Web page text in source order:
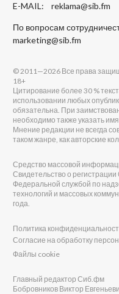
E-MAIL: reklama@sib.fm
По вопросам
marketing@sib.fm
© 2011—2026 Все права
18+
Цитирование более 30 %
использовании любых
обязательна. При
необходимо также указать
Мнение редакции не всегда
таком жанре, как авторские
Средство массовой
Свидетельство о
Федеральной службой по
технологий и массовых
года.
Политика
Согласие на обработку
Файлы cookie
Главный редактор Сиб.фм
Бобровников Виктор